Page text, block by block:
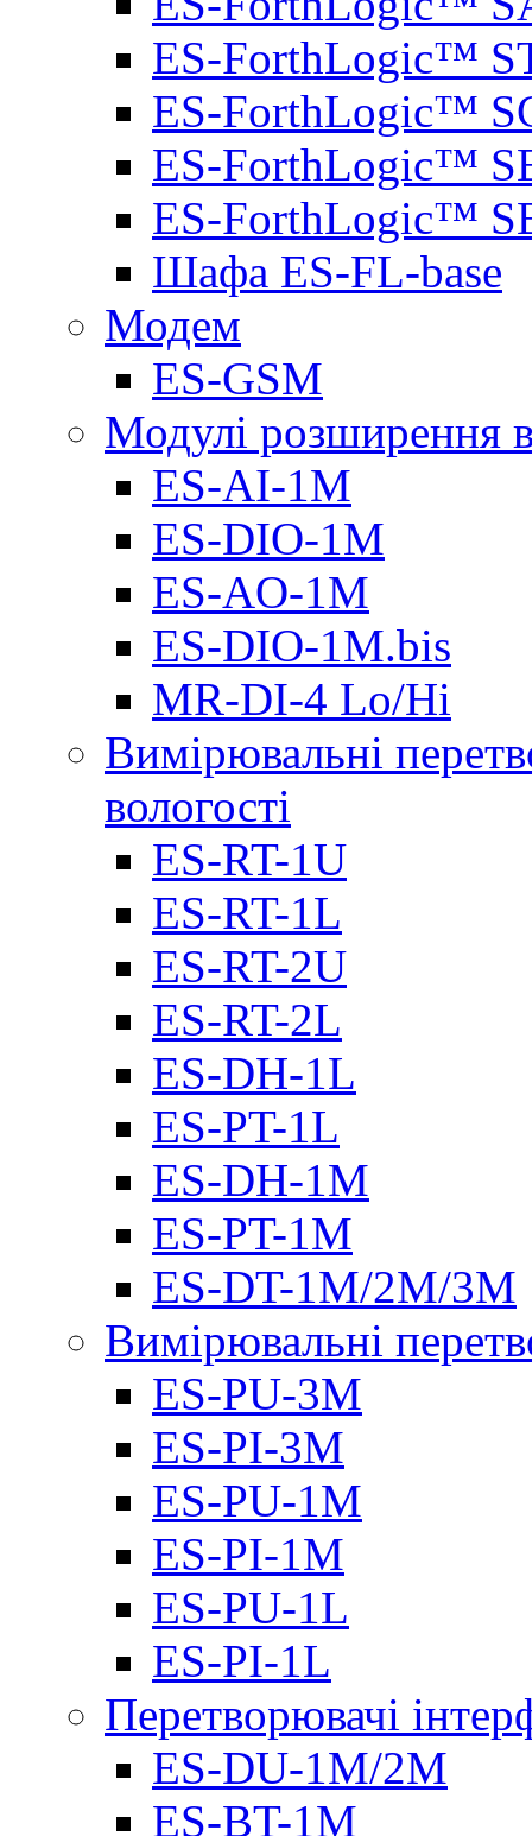
ES-ForthLogic™
ES-ForthLogic™
ES-ForthLogic™
ES-ForthLogic™
Шафа ES-FL-base
Модем
ES-GSM
Модулі розширення
ES-AI-1M
ES-DIO-1М
ES-AO-1М
ES-DIO-1M.bis
MR-DI-4 Lo/Hi
Вимірювальні
вологості
ES-RT-1U
ES-RT-1L
ES-RT-2U
ES-RT-2L
ES-DH-1L
ES-PT-1L
ES-DH-1M
ES-PT-1M
ES-DT-1M/2M/3M
Вимірювальні
ES-PU-3M
ES-PI-3M
ES-PU-1M
ES-PI-1M
ES-PU-1L
ES-PI-1L
Перетворювачі
ES-DU-1M/2M
ES-BT-1M